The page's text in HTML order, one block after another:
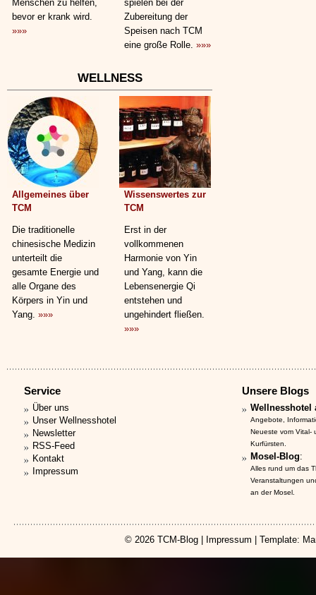
Menschen zu helfen,
bevor er krank wird.
»»»
spielen bei der
Zubereitung der
Speisen nach TCM
eine große Rolle. »»»
WELLNESS
Allgemeines über
TCM
Die traditionelle
chinesische Medizin
unterteilt die
gesamte Energie und
alle Organe des
Körpers in Yin und
Yang. »»»
Wissenswertes zur
TCM
Erst in der
vollkommenen
Harmonie von Yin
und Yang, kann die
Lebensenergie Qi
entstehen und
ungehindert fließen.
»»»
Service
Über uns
Unser Wellnesshotel
Newsletter
RSS-Feed
Kontakt
Impressum
Unsere Blogs
Wellnesshotel
Angebote,
Neueste vom Vital-
Kurfürsten.
Mosel-Blog:
Alles rund um das
Veranstaltungen
an der Mosel.
© 2026 TCM-Blog| Impressum | Template: